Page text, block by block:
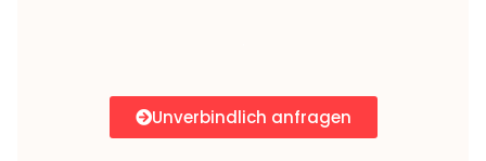
Unverbindlich anfragen